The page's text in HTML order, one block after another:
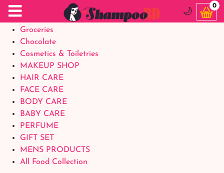
Food Supplements
Baby Foods
Groceries
Chocolate
Cosmetics & Toiletries
MAKEUP SHOP
HAIR CARE
FACE CARE
BODY CARE
BABY CARE
PERFUME
GIFT SET
MENS PRODUCTS
All Food Collection
🌙
0